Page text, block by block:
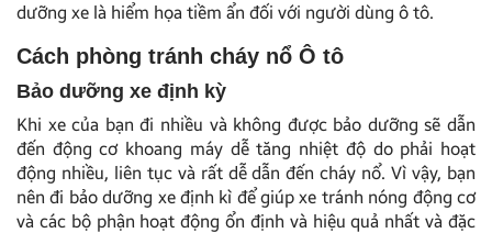
dưỡng xe là hiểm họa tiềm ẩn đối với người dùng ô tô.
Cách phòng tránh cháy nổ Ô tô
Bảo dưỡng xe định kỳ
Khi xe của bạn đi nhiều và không được bảo dưỡng sẽ dẫn
đến động cơ khoang máy dễ tăng nhiệt độ do phải hoạt
động nhiều, liên tục và rất dễ dẫn đến cháy nổ. Vì vậy, bạn
nên đi bảo dưỡng xe định kì để giúp xe tránh nóng động cơ
và các bộ phận hoạt động ổn định và hiệu quả nhất và đặc